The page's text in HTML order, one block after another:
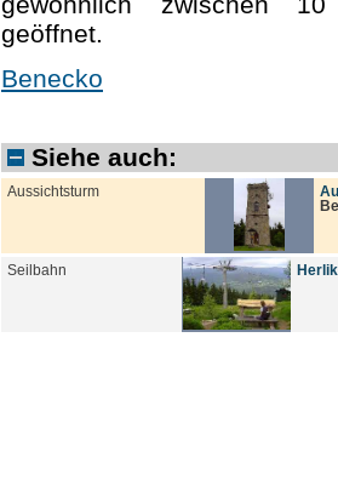
geöffnet.
Benecko
Siehe auch:
Aussichtsturm
Seilbahn